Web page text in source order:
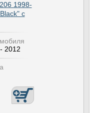
1998-
с
2012